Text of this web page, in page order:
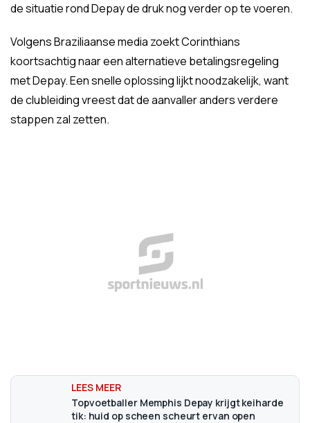
de situatie rond Depay de druk nog verder op te voeren.
Volgens Braziliaanse media zoekt Corinthians
koortsachtig naar een alternatieve betalingsregeling
met Depay. Een snelle oplossing lijkt noodzakelijk, want
de clubleiding vreest dat de aanvaller anders verdere
stappen zal zetten.
Topvoetballer Memphis Depay krijgt keiharde
tik: huid op scheen scheurt ervan open